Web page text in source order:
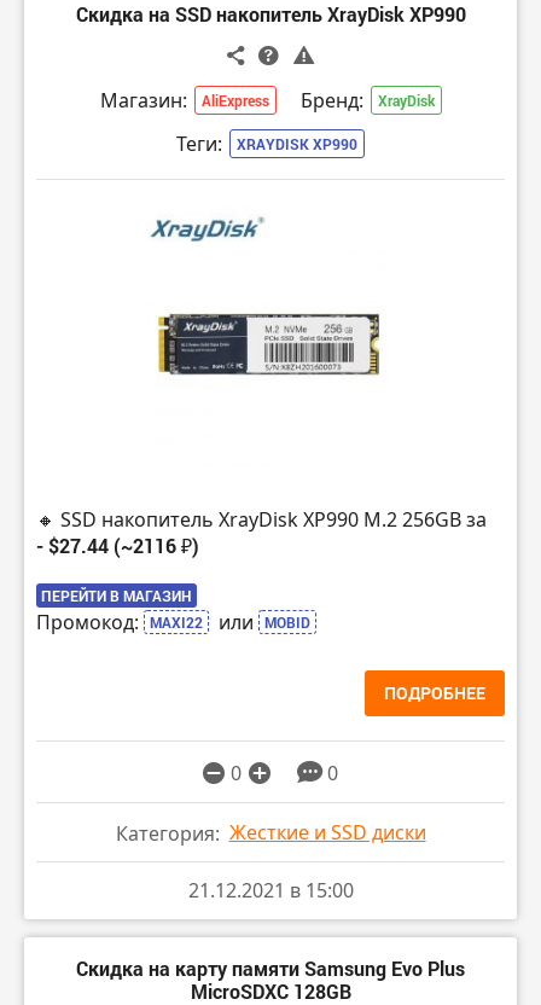
Скидка на SSD накопитель XrayDisk XP990
Магазин: AliExpress Бренд: XrayDisk
Теги: XRAYDISK XP990
🔸 SSD накопитель XrayDisk XP990 M.2 256GB за
- $27.44 (~2116 ₽)
ПЕРЕЙТИ В МАГАЗИН
Промокод: MAXI22 или MOBID
ПОДРОБНЕЕ
0 0
Категория: Жесткие и SSD диски
21.12.2021 в 15:00
Скидка на карту памяти Samsung Evo Plus
MicroSDXC 128GB